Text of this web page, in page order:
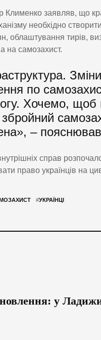
Клименко заявляв, що
необхідно
облаштування тирів,
на самозахист.
по
Хочемо,
– пояснював
справ
право українців на
#УКРАЇНЦІ
у